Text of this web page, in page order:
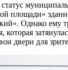
площади»
Однако ему
которая
двери для